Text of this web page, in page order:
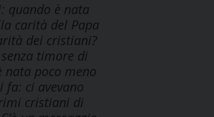
quando è nata
carità del Papa
dei cristiani?
timore di
nata poco meno
fa: ci avevano
cristiani di